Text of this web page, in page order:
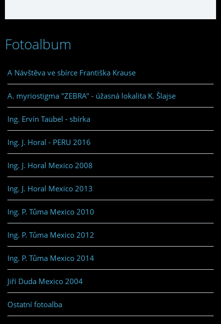
Fotoalbum
A Návštěva ve sbírce Františka Krause
A. myriostigma "ZEBRA" - úžasná lokalita K. Šlajse
Ing. Ervín Taübel - sbírka
Ing. J. Horal - PERU 2016
Ing. J. Horal Mexico 2008
Ing. J. Horal Mexico 2013
Ing. P. Tůma Mexico 2010
Ing. P. Tůma Mexico 2012
Ing. P. Tůma Mexico 2014
Jiří Duda Mexico 2004
Ostatní fotoalba